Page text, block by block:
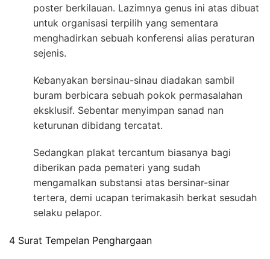
poster berkilauan. Lazimnya genus ini atas dibuat
untuk organisasi terpilih yang sementara
menghadirkan sebuah konferensi alias peraturan
sejenis.
Kebanyakan bersinau-sinau diadakan sambil
buram berbicara sebuah pokok permasalahan
eksklusif. Sebentar menyimpan sanad nan
keturunan dibidang tercatat.
Sedangkan plakat tercantum biasanya bagi
diberikan pada pemateri yang sudah
mengamalkan substansi atas bersinar-sinar
tertera, demi ucapan terimakasih berkat sesudah
selaku pelapor.
4 Surat Tempelan Penghargaan